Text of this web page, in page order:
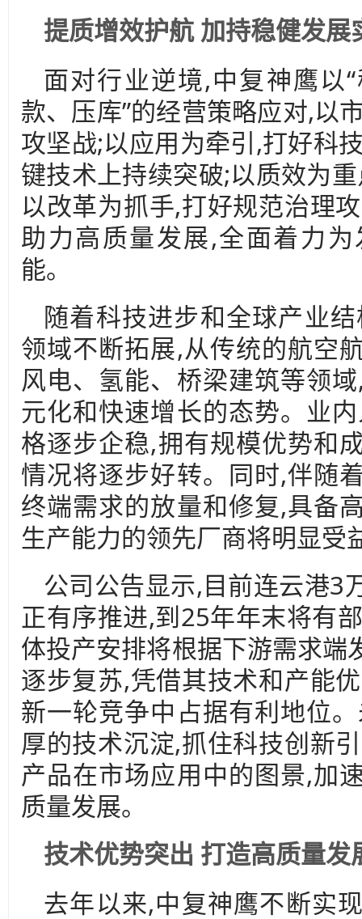
提质增效护航 加持稳健发展
面对行业逆境,中复神鹰以
款、压库”的经营策略应对,以
攻坚战;以应用为牵引,打好科
键技术上持续突破;以质效为
以改革为抓手,打好规范治理
助力高质量发展,全面着力
能。
随着科技进步和全球产业
领域不断拓展,从传统的航空
风电、氢能、桥梁建筑等领
元化和快速增长的态势。业
格逐步企稳,拥有规模优势和
情况将逐步好转。同时,伴随
终端需求的放量和修复,具备
生产能力的领先厂商将明显受
公司公告显示,目前连云港3
正有序推进,到25年年末将有
体投产安排将根据下游需求端
逐步复苏,凭借其技术和产能
新一轮竞争中占据有利地位
厚的技术沉淀,抓住科技创新
产品在市场应用中的图景,加
质量发展。
技术优势突出 打造高质量发
去年以来,中复神鹰不断实